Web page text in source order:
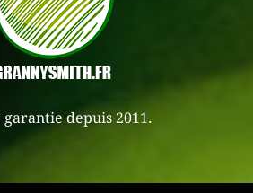
depuis 2011.